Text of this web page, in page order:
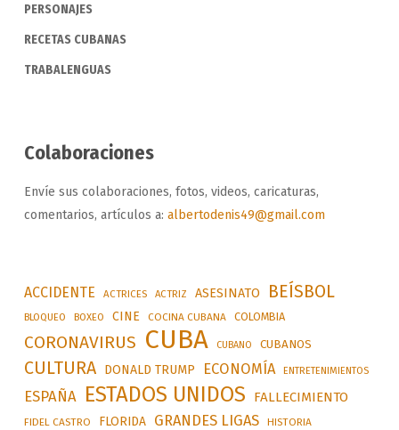
PERSONAJES
RECETAS CUBANAS
TRABALENGUAS
Colaboraciones
Envíe sus colaboraciones, fotos, videos, caricaturas,
comentarios, artículos a: albertodenis49@gmail.com
ACCIDENTE ACTRICES ACTRIZ ASESINATO BEÍSBOL
BLOQUEO BOXEO CINE COCINA CUBANA COLOMBIA
CORONAVIRUS CUBA CUBANO CUBANOS
CULTURA DONALD TRUMP ECONOMÍA ENTRETENIMIENTOS
ESPAÑA ESTADOS UNIDOS FALLECIMIENTO
FIDEL CASTRO FLORIDA GRANDES LIGAS HISTORIA